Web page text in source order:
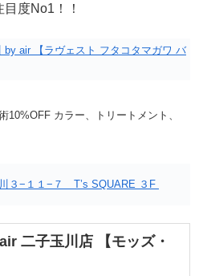
度No1！！
by air 【ラヴェスト フタコタマガワ バ
カラー、トリートメント、
３−１１−７ T’s SQUARE ３F
二子玉川店 【モッズ・